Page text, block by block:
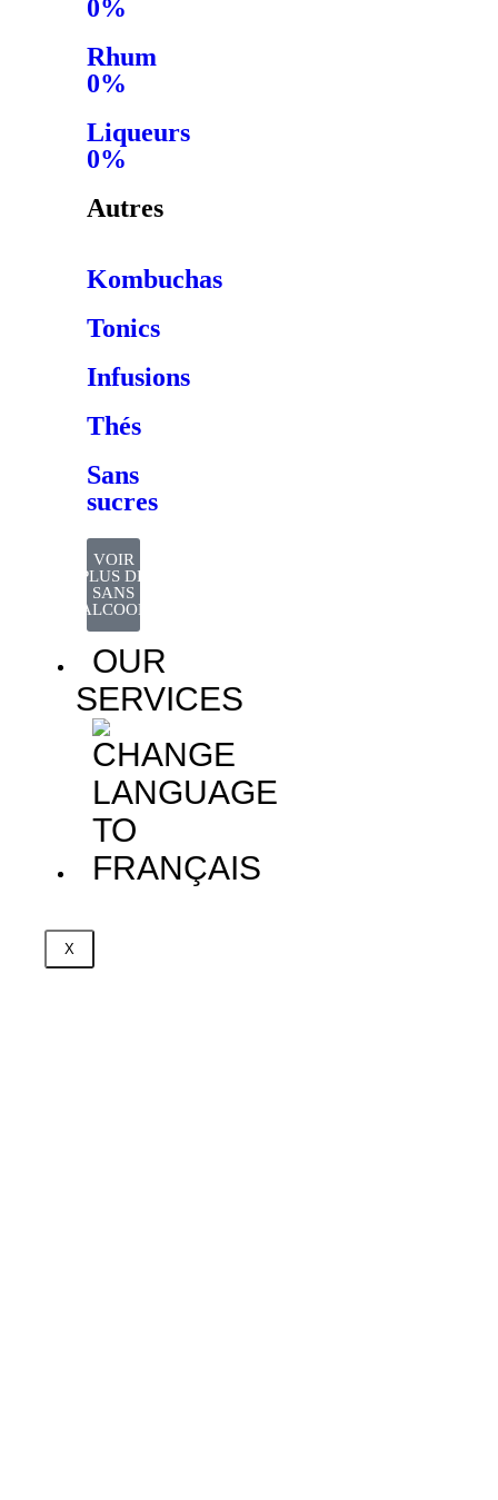
0%
Rhum
0%
Liqueurs
0%
Autres
Kombuchas
Tonics
Infusions
Thés
Sans
sucres
VOIR
PLUS DE
SANS
ALCOOL
OUR
SERVICES
X